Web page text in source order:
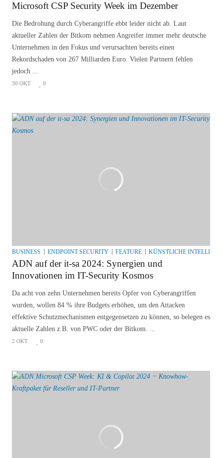
Microsoft CSP Security Week im Dezember
Die Bedrohung durch Cyberangriffe ebbt leider nicht ab. Laut
aktueller Zahlen der Bitkom nehmen Angreifer immer mehr deutsche
Unternehmen in den Fokus und verursachten bereits einen
Rekordschaden von 267 Milliarden Euro. Vielen Partnern fehlen
jedoch ...
30 OKT. 0
BUSINESS ENDPOINT SECURITY FEATURE KÜNSTLICHE
ADN auf der it-sa 2024: Synergien und
Innovationen im IT-Security Kosmos
Da acht von zehn Unternehmen bereits Opfer von Cyberangriffen
wurden, wollen 84 % ihre Budgets erhöhen, um den Attacken
effektive Schutzmechanismen entgegensetzen zu können, so belegen es
aktuelle Zahlen z.B. von PWC oder der Bitkom. ...
2 OKT. 0